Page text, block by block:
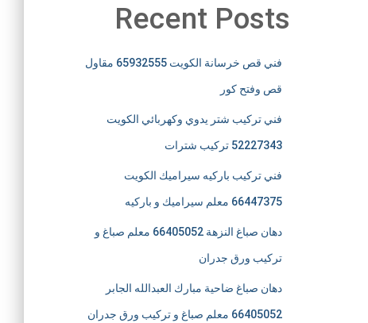
Recent Posts
فني قص خرسانة الكويت 65932555 مقاول
قص وفتح كور
فني تركيب شتر يدوي وكهربائي الكويت
52227343 تركيب شترات
فني تركيب باركيه سيراميك الكويت
66447375 معلم سيراميك و باركيه
دهان صباغ النزهة 66405052 معلم صباغ و
تركيب ورق جدران
دهان صباغ ضاحية مبارك العبدالله الجابر
66405052 معلم صباغ و تركيب ورق جدران